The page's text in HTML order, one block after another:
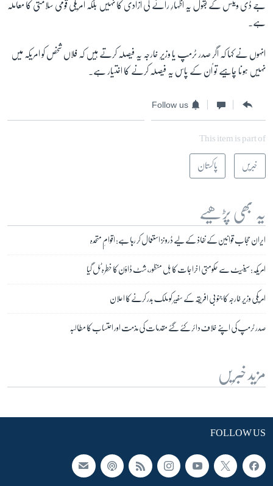
جے ڈی وینس کے بقول یہ اظہارِ رائے کی آزادی کا نہیں بلکہ امریکی قومی سلامتی کا معاملہ
ہے۔
انہوں نے کہا کہ اگر صدر ٹرمپ یا وزیرِ خارجہ یہ فیصلہ کرتے ہیں کہ فلاں شخص کو امریکہ میں
نہیں ہونا چاہیے تو اُن کے پاس یہ فیصلہ کرنے کا اختیار ہے۔
Follow us
This item is part of
خبریں پاکستان
یہ بھی پڑھیے
ایران حجاب قوانین کے نفاذ کے لیے ڈرونز استعمال کر رہا ہے: اقوامِ متحدہ
امریکہ: سینیٹ سے حکومتی اخراجات کا بل منظور، شٹ ڈاؤن کا خطرہ ٹل گیا
امریکی وزیرِ خارجہ کا جنوبی افریقہ کے سفیر کو ملک بدر کرنے کا اعلان
صدر ٹرمپ کی اپنے خلاف دائر کئے گئے مقدمات کی مذمت اور احتساب کا مطالبہ
مزید خبریں
FOLLOW US